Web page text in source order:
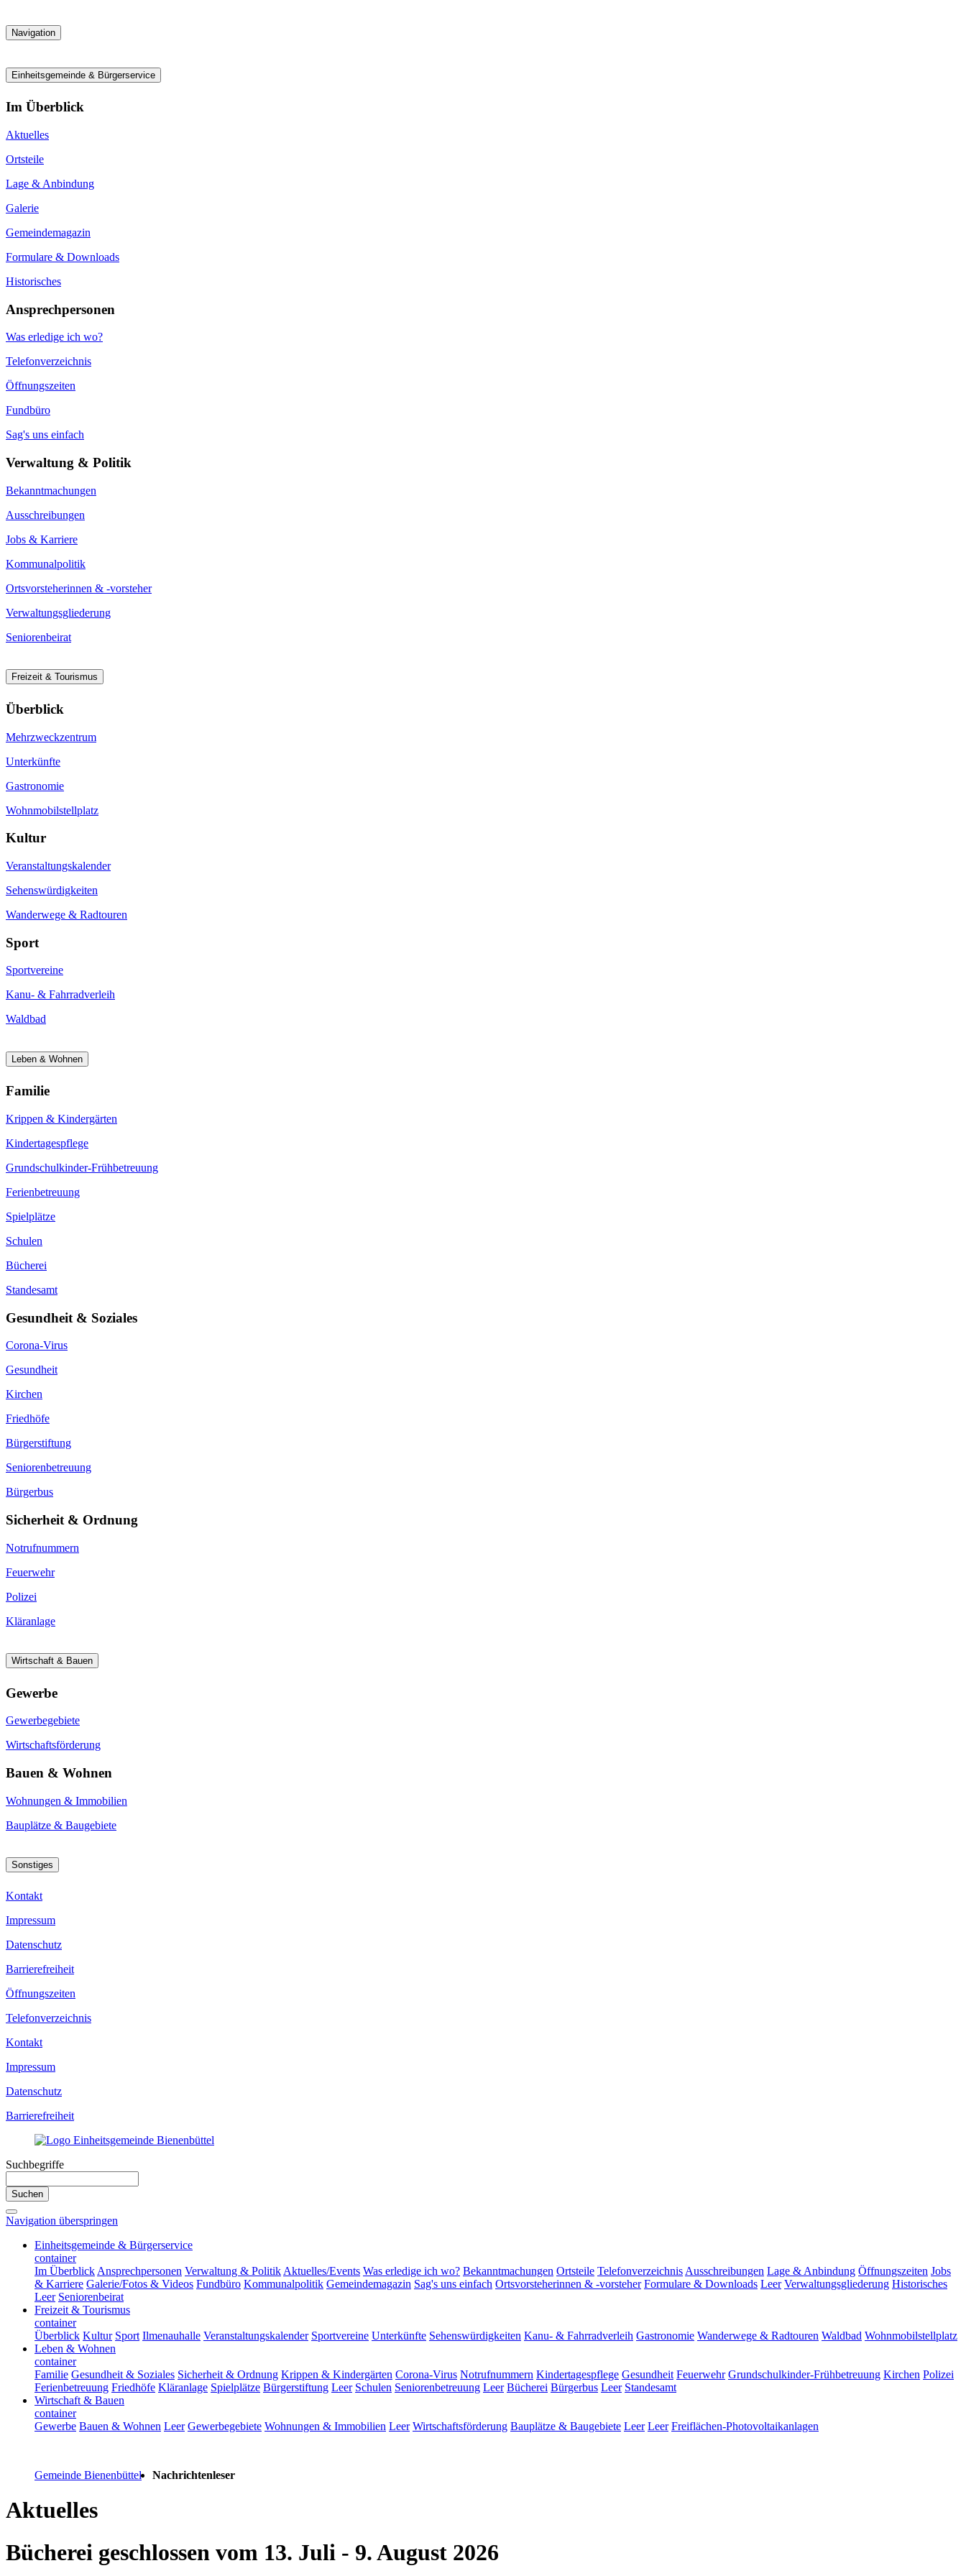
Navigation
Einheitsgemeinde & Bürgerservice
Im Überblick
Aktuelles
Ortsteile
Lage & Anbindung
Galerie
Gemeindemagazin
Formulare & Downloads
Historisches
Ansprechpersonen
Was erledige ich wo?
Telefonverzeichnis
Öffnungszeiten
Fundbüro
Sag's uns einfach
Verwaltung & Politik
Bekanntmachungen
Ausschreibungen
Jobs & Karriere
Kommunalpolitik
Ortsvorsteherinnen & -vorsteher
Verwaltungsgliederung
Seniorenbeirat
Freizeit & Tourismus
Überblick
Mehrzweckzentrum
Unterkünfte
Gastronomie
Wohnmobilstellplatz
Kultur
Veranstaltungskalender
Sehenswürdigkeiten
Wanderwege & Radtouren
Sport
Sportvereine
Kanu- & Fahrradverleih
Waldbad
Leben & Wohnen
Familie
Krippen & Kindergärten
Kindertagespflege
Grundschulkinder-Frühbetreuung
Ferienbetreuung
Spielplätze
Schulen
Bücherei
Standesamt
Gesundheit & Soziales
Corona-Virus
Gesundheit
Kirchen
Friedhöfe
Bürgerstiftung
Seniorenbetreuung
Bürgerbus
Sicherheit & Ordnung
Notrufnummern
Feuerwehr
Polizei
Kläranlage
Wirtschaft & Bauen
Gewerbe
Gewerbegebiete
Wirtschaftsförderung
Bauen & Wohnen
Wohnungen & Immobilien
Bauplätze & Baugebiete
Sonstiges
Kontakt
Impressum
Datenschutz
Barrierefreiheit
Öffnungszeiten
Telefonverzeichnis
Kontakt
Impressum
Datenschutz
Barrierefreiheit
Suchbegriffe
Suchen
Navigation überspringen
Einheitsgemeinde & Bürgerservice
container
Im Überblick Ansprechpersonen Verwaltung & Politik Aktuelles/Events Was erledige ich wo? Bekanntmachungen Ortsteile Telefonverzeichnis Ausschreibungen Lage & Anbindung Öffnungszeiten Jobs
& Karriere Galerie/Fotos & Videos Fundbüro Kommunalpolitik Gemeindemagazin Sag's uns einfach Ortsvorsteherinnen & -vorsteher Formulare & Downloads Leer Verwaltungsgliederung Historisches
Leer Seniorenbeirat
Freizeit & Tourismus
container
Überblick Kultur Sport Ilmenauhalle Veranstaltungskalender Sportvereine Unterkünfte Sehenswürdigkeiten Kanu- & Fahrradverleih Gastronomie Wanderwege & Radtouren Waldbad Wohnmobilstellplatz
Leben & Wohnen
container
Familie Gesundheit & Soziales Sicherheit & Ordnung Krippen & Kindergärten Corona-Virus Notrufnummern Kindertagespflege Gesundheit Feuerwehr Grundschulkinder-Frühbetreuung Kirchen Polizei
Ferienbetreuung Friedhöfe Kläranlage Spielplätze Bürgerstiftung Leer Schulen Seniorenbetreuung Leer Bücherei Bürgerbus Leer Standesamt
Wirtschaft & Bauen
container
Gewerbe Bauen & Wohnen Leer Gewerbegebiete Wohnungen & Immobilien Leer Wirtschaftsförderung Bauplätze & Baugebiete Leer Leer Freiflächen-Photovoltaikanlagen
Gemeinde Bienenbüttel Nachrichtenleser
Aktuelles
Bücherei geschlossen vom 13. Juli - 9. August 2026